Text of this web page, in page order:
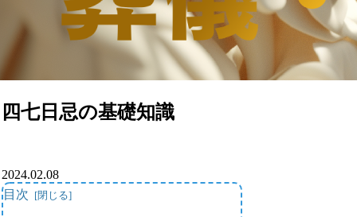
四七日忌の基礎知識
2024.02.08
目次